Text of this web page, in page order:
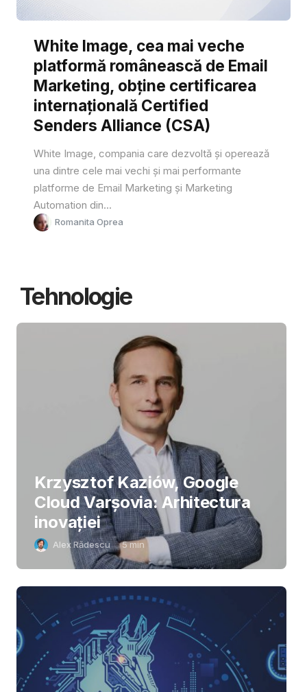
White Image, cea mai veche
platformă românească de Email
Marketing, obține certificarea
internațională Certified
Senders Alliance (CSA)
White Image, compania care dezvoltă și operează
una dintre cele mai vechi și mai performante
platforme de Email Marketing și Marketing
Automation din...
Romanita Oprea
Tehnologie
Krzysztof Kaziów, Google
Cloud Varșovia: Arhitectura
inovaţiei
Alex Rădescu 5min